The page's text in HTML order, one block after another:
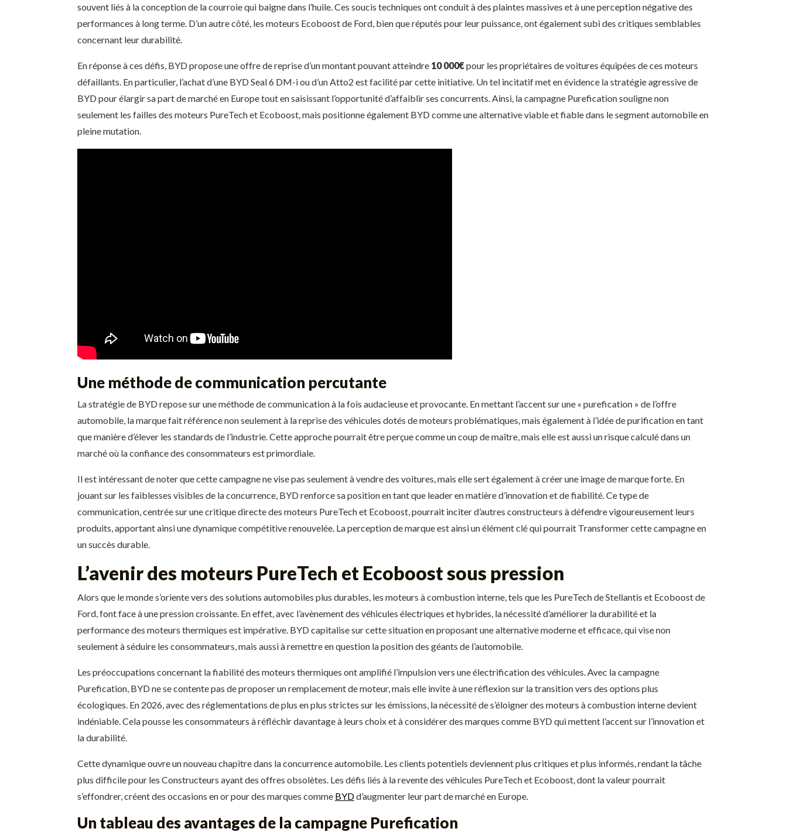
souvent liés à la conception de la courroie qui baigne dans l’huile. Ces soucis techniques ont conduit à des plaintes massives et à une perception négative des
performances à long terme. D’un autre côté, les moteurs Ecoboost de Ford, bien que réputés pour leur puissance, ont également subi des critiques semblables
concernant leur durabilité.
En réponse à ces défis, BYD propose une offre de reprise d’un montant pouvant atteindre 10 000€pour les propriétaires de voitures équipées de ces moteurs
défaillants. En particulier, l’achat d’une BYD Seal 6 DM-i ou d’un Atto2 est facilité par cette initiative. Un tel incitatif met en évidence la stratégie agressive de
BYD pour élargir sa part de marché en Europe tout en saisissant l’opportunité d’affaiblir ses concurrents. Ainsi, la campagne Purefication souligne non
seulement les failles des moteurs PureTech et Ecoboost, mais positionne également BYD comme une alternative viable et fiable dans le segment automobile en
pleine mutation.
Une méthode de communication percutante
La stratégie de BYD repose sur une méthode de communication à la fois audacieuse et provocante. En mettant l’accent sur une « purefication » de l’offre
automobile, la marque fait référence non seulement à la reprise des véhicules dotés de moteurs problématiques, mais également à l’idée de purification en tant
que manière d’élever les standards de l’industrie. Cette approche pourrait être perçue comme un coup de maître, mais elle est aussi un risque calculé dans un
marché où la confiance des consommateurs est primordiale.
Il est intéressant de noter que cette campagne ne vise pas seulement à vendre des voitures, mais elle sert également à créer une image de marque forte. En
jouant sur les faiblesses visibles de la concurrence, BYD renforce sa position en tant que leader en matière d’innovation et de fiabilité. Ce type de
communication, centrée sur une critique directe des moteurs PureTech et Ecoboost, pourrait inciter d’autres constructeurs à défendre vigoureusement leurs
produits, apportant ainsi une dynamique compétitive renouvelée. La perception de marque est ainsi un élément clé qui pourrait Transformer cette campagne en
un succès durable.
L’avenir des moteurs PureTech et Ecoboost sous pression
Alors que le monde s’oriente vers des solutions automobiles plus durables, les moteurs à combustion interne, tels que les PureTech de Stellantis et Ecoboost de
Ford, font face à une pression croissante. En effet, avec l’avènement des véhicules électriques et hybrides, la nécessité d’améliorer la durabilité et la
performance des moteurs thermiques est impérative. BYD capitalise sur cette situation en proposant une alternative moderne et efficace, qui vise non
seulement à séduire les consommateurs, mais aussi à remettre en question la position des géants de l’automobile.
Les préoccupations concernant la fiabilité des moteurs thermiques ont amplifié l’impulsion vers une électrification des véhicules. Avec la campagne
Purefication, BYD ne se contente pas de proposer un remplacement de moteur, mais elle invite à une réflexion sur la transition vers des options plus
écologiques. En 2026, avec des réglementations de plus en plus strictes sur les émissions, la nécessité de s’éloigner des moteurs à combustion interne devient
indéniable. Cela pousse les consommateurs à réfléchir davantage à leurs choix et à considérer des marques comme BYD qui mettent l’accent sur l’innovation et
la durabilité.
Cette dynamique ouvre un nouveau chapitre dans la concurrence automobile. Les clients potentiels deviennent plus critiques et plus informés, rendant la tâche
plus difficile pour les Constructeurs ayant des offres obsolètes. Les défis liés à la revente des véhicules PureTech et Ecoboost, dont la valeur pourrait
s’effondrer, créent des occasions en or pour des marques comme BYDd’augmenter leur part de marché en Europe.
Un tableau des avantages de la campagne Purefication